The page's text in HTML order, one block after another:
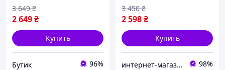
2 649₴
3 649 ₴
Купить
Бутик 96%
2 598₴
3 450 ₴
Купить
интернет-магазин "PRINTWOOD" 98%